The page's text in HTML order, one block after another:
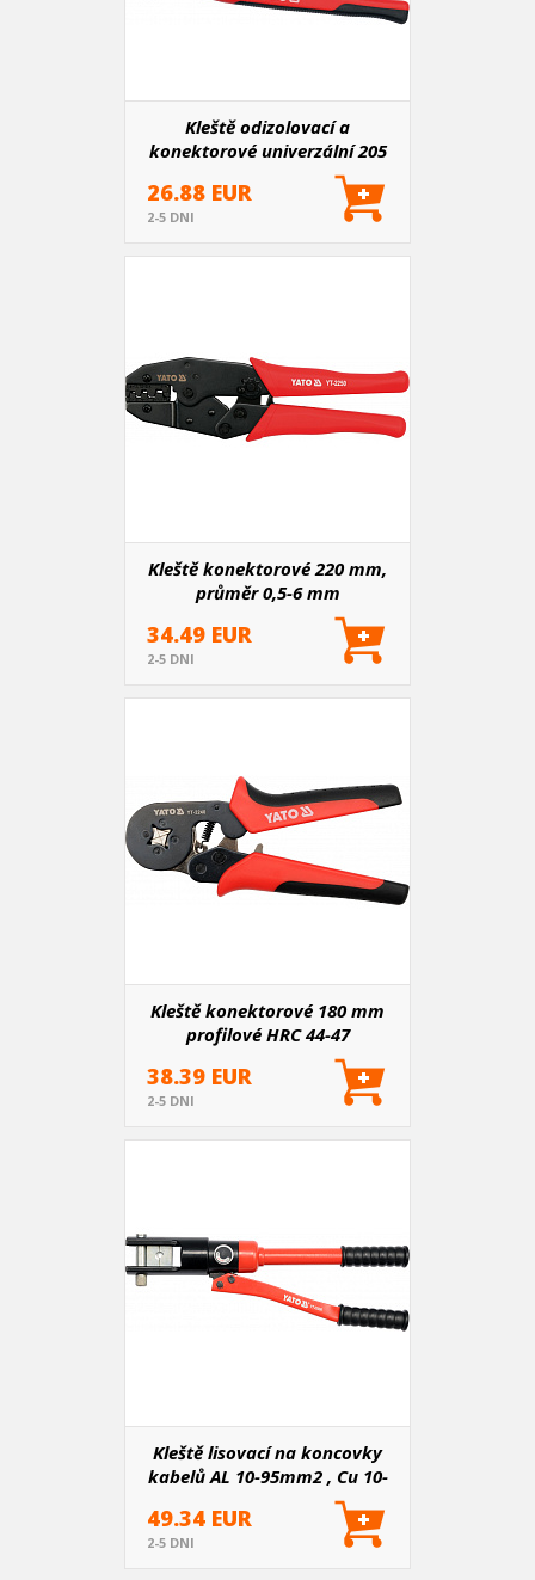
Kleště odizolovací a
konektorové univerzální 205
26.88 EUR
2-5 DNI
Kleště konektorové 220 mm,
průměr 0,5-6 mm
34.49 EUR
2-5 DNI
Kleště konektorové 180 mm
profilové HRC 44-47
38.39 EUR
2-5 DNI
Kleště lisovací na koncovky
kabelů AL 10-95mm2 , Cu 10-
120mm2, 415mm
49.34 EUR
2-5 DNI